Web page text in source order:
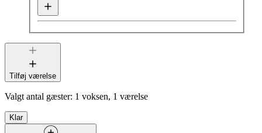
Tilføj værelse
Valgt antal gæster: 1 voksen, 1 værelse
Klar